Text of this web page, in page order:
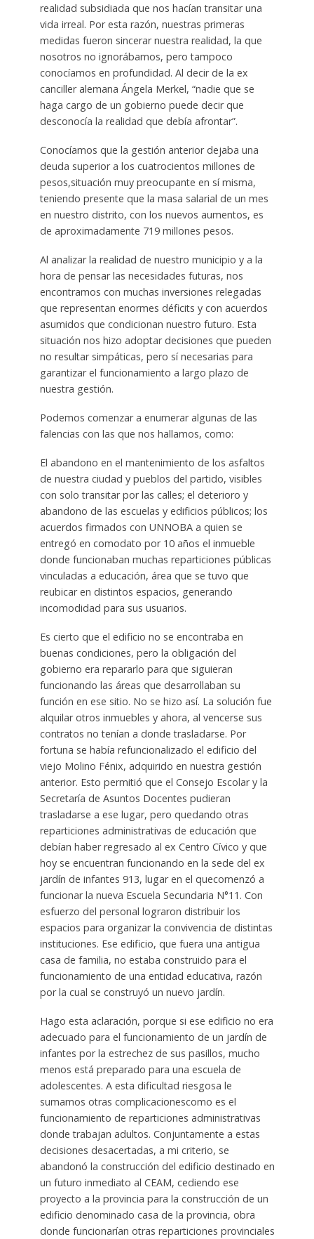
realidad subsidiada que nos hacían transitar una
vida irreal. Por esta razón, nuestras primeras
medidas fueron sincerar nuestra realidad, la que
nosotros no ignorábamos, pero tampoco
conocíamos en profundidad. Al decir de la ex
canciller alemana Ángela Merkel, “nadie que se
haga cargo de un gobierno puede decir que
desconocía la realidad que debía afrontar”.
Conocíamos que la gestión anterior dejaba una
deuda superior a los cuatrocientos millones de
pesos,situación muy preocupante en sí misma,
teniendo presente que la masa salarial de un mes
en nuestro distrito, con los nuevos aumentos, es
de aproximadamente 719 millones pesos.
Al analizar la realidad de nuestro municipio y a la
hora de pensar las necesidades futuras, nos
encontramos con muchas inversiones relegadas
que representan enormes déficits y con acuerdos
asumidos que condicionan nuestro futuro. Esta
situación nos hizo adoptar decisiones que pueden
no resultar simpáticas, pero sí necesarias para
garantizar el funcionamiento a largo plazo de
nuestra gestión.
Podemos comenzar a enumerar algunas de las
falencias con las que nos hallamos, como:
El abandono en el mantenimiento de los asfaltos
de nuestra ciudad y pueblos del partido, visibles
con solo transitar por las calles; el deterioro y
abandono de las escuelas y edificios públicos; los
acuerdos firmados con UNNOBA a quien se
entregó en comodato por 10 años el inmueble
donde funcionaban muchas reparticiones públicas
vinculadas a educación, área que se tuvo que
reubicar en distintos espacios, generando
incomodidad para sus usuarios.
Es cierto que el edificio no se encontraba en
buenas condiciones, pero la obligación del
gobierno era repararlo para que siguieran
funcionando las áreas que desarrollaban su
función en ese sitio. No se hizo así. La solución fue
alquilar otros inmuebles y ahora, al vencerse sus
contratos no tenían a donde trasladarse. Por
fortuna se había refuncionalizado el edificio del
viejo Molino Fénix, adquirido en nuestra gestión
anterior. Esto permitió que el Consejo Escolar y la
Secretaría de Asuntos Docentes pudieran
trasladarse a ese lugar, pero quedando otras
reparticiones administrativas de educación que
debían haber regresado al ex Centro Cívico y que
hoy se encuentran funcionando en la sede del ex
jardín de infantes 913, lugar en el quecomenzó a
funcionar la nueva Escuela Secundaria N°11. Con
esfuerzo del personal lograron distribuir los
espacios para organizar la convivencia de distintas
instituciones. Ese edificio, que fuera una antigua
casa de familia, no estaba construido para el
funcionamiento de una entidad educativa, razón
por la cual se construyó un nuevo jardín.
Hago esta aclaración, porque si ese edificio no era
adecuado para el funcionamiento de un jardín de
infantes por la estrechez de sus pasillos, mucho
menos está preparado para una escuela de
adolescentes. A esta dificultad riesgosa le
sumamos otras complicacionescomo es el
funcionamiento de reparticiones administrativas
donde trabajan adultos. Conjuntamente a estas
decisiones desacertadas, a mi criterio, se
abandonó la construcción del edificio destinado en
un futuro inmediato al CEAM, cediendo ese
proyecto a la provincia para la construcción de un
edificio denominado casa de la provincia, obra
donde funcionarían otras reparticiones provinciales